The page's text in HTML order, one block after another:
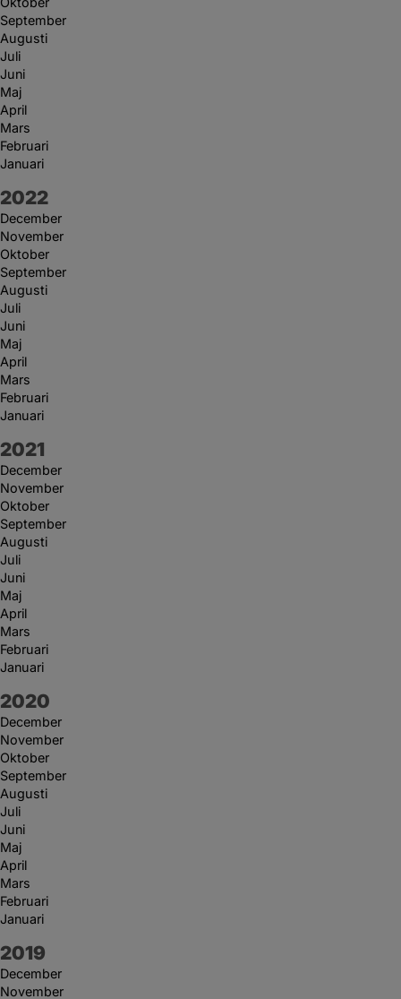
September
Augusti
Juli
Juni
Maj
April
Mars
Februari
Januari
År:
2022
December
November
Oktober
September
Augusti
Juli
Juni
Maj
April
Mars
Februari
Januari
År:
2021
December
November
Oktober
September
Augusti
Juli
Juni
Maj
April
Mars
Februari
Januari
År:
2020
December
November
Oktober
September
Augusti
Juli
Juni
Maj
April
Mars
Februari
Januari
År:
2019
December
November